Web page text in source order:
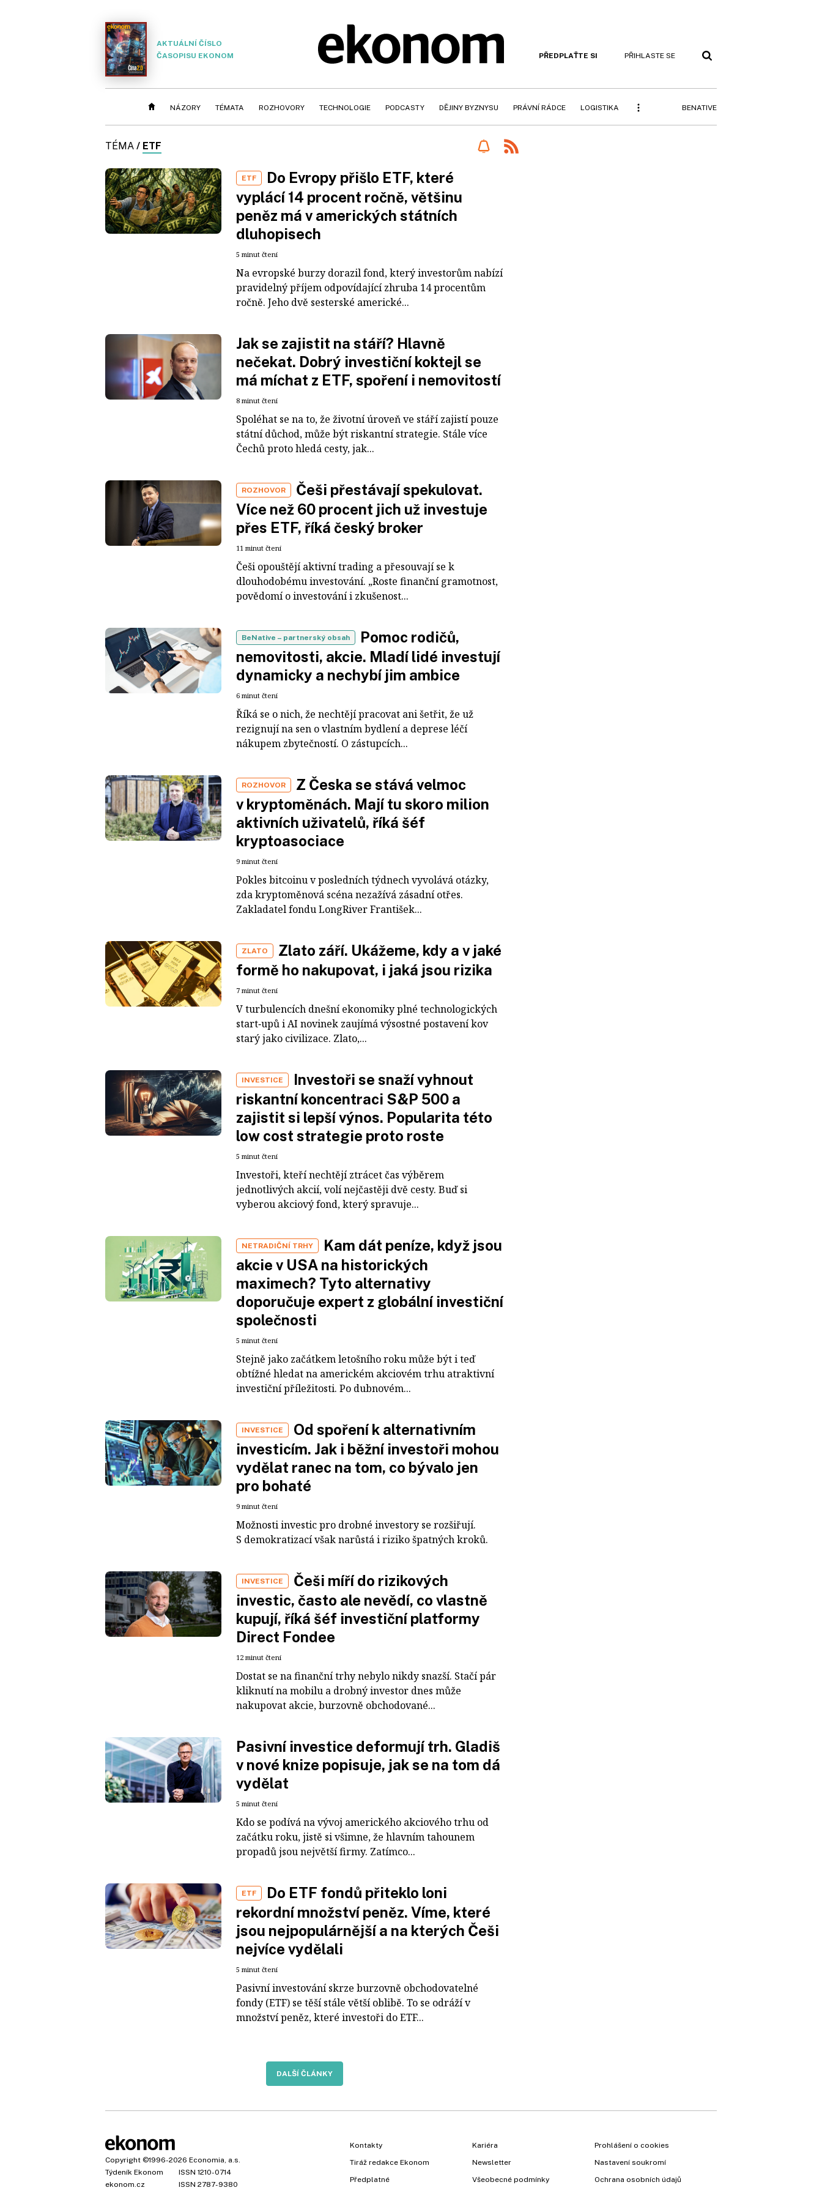
AKTUÁLNÍ ČÍSLO
ČASOPISU EKONOM
PŘEDPLAŤTE SI PŘIHLASTE SE
NÁZORY TÉMATA ROZHOVORY TECHNOLOGIE PODCASTY DĚJINY BYZNYSU PRÁVNÍ RÁDCE LOGISTIKA BENATIVE
TÉMA / ETF
ETF
Do Evropy přišlo ETF, které
vyplácí 14 procent ročně, většinu
peněz má v amerických státních
dluhopisech
5 minut čtení
Na evropské burzy dorazil fond, který investorům nabízí
pravidelný příjem odpovídající zhruba 14 procentům
ročně. Jeho dvě sesterské americké...
Jak se zajistit na stáří? Hlavně
nečekat. Dobrý investiční koktejl se
má míchat z ETF, spoření i nemovitostí
8 minut čtení
Spoléhat se na to, že životní úroveň ve stáří zajistí pouze
státní důchod, může být riskantní strategie. Stále více
Čechů proto hledá cesty, jak...
ROZHOVOR
Češi přestávají spekulovat.
Více než 60 procent jich už investuje
přes ETF, říká český broker
11 minut čtení
Češi opouštějí aktivní trading a přesouvají se k
dlouhodobému investování. „Roste finanční gramotnost,
povědomí o investování i zkušenost...
BeNative – partnerský obsah
Pomoc rodičů,
nemovitosti, akcie. Mladí lidé investují
dynamicky a nechybí jim ambice
6 minut čtení
Říká se o nich, že nechtějí pracovat ani šetřit, že už
rezignují na sen o vlastním bydlení a deprese léčí
nákupem zbytečností. O zástupcích...
ROZHOVOR
Z Česka se stává velmoc
v kryptoměnách. Mají tu skoro milion
aktivních uživatelů, říká šéf
kryptoasociace
9 minut čtení
Pokles bitcoinu v posledních týdnech vyvolává otázky,
zda kryptoměnová scéna nezažívá zásadní otřes.
Zakladatel fondu LongRiver František...
ZLATO
Zlato září. Ukážeme, kdy a v jaké
formě ho nakupovat, i jaká jsou rizika
7 minut čtení
V turbulencích dnešní ekonomiky plné technologických
start‑upů i AI novinek zaujímá výsostné postavení kov
starý jako civilizace. Zlato,...
INVESTICE
Investoři se snaží vyhnout
riskantní koncentraci S&P 500 a
zajistit si lepší výnos. Popularita této
low cost strategie proto roste
5 minut čtení
Investoři, kteří nechtějí ztrácet čas výběrem
jednotlivých akcií, volí nejčastěji dvě cesty. Buď si
vyberou akciový fond, který spravuje...
NETRADIČNÍ TRHY
Kam dát peníze, když jsou
akcie v USA na historických
maximech? Tyto alternativy
doporučuje expert z globální investiční
společnosti
5 minut čtení
Stejně jako začátkem letošního roku může být i teď
obtížné hledat na americkém akciovém trhu atraktivní
investiční příležitosti. Po dubnovém...
INVESTICE
Od spoření k alternativním
investicím. Jak i běžní investoři mohou
vydělat ranec na tom, co bývalo jen
pro bohaté
9 minut čtení
Možnosti investic pro drobné investory se rozšiřují.
S demokratizací však narůstá i riziko špatných kroků.
INVESTICE
Češi míří do rizikových
investic, často ale nevědí, co vlastně
kupují, říká šéf investiční platformy
Direct Fondee
12 minut čtení
Dostat se na finanční trhy nebylo nikdy snazší. Stačí pár
kliknutí na mobilu a drobný investor dnes může
nakupovat akcie, burzovně obchodované...
Pasivní investice deformují trh. Gladiš
v nové knize popisuje, jak se na tom dá
vydělat
5 minut čtení
Kdo se podívá na vývoj amerického akciového trhu od
začátku roku, jistě si všimne, že hlavním tahounem
propadů jsou největší firmy. Zatímco...
ETF
Do ETF fondů přiteklo loni
rekordní množství peněz. Víme, které
jsou nejpopulárnější a na kterých Češi
nejvíce vydělali
5 minut čtení
Pasivní investování skrze burzovně obchodovatelné
fondy (ETF) se těší stále větší oblibě. To se odráží v
množství peněz, které investoři do ETF...
DALŠÍ ČLÁNKY
Copyright ©1996-2026 Economia, a.s.
Týdeník Ekonom
ISSN 1210-0714
ekonom.cz
ISSN 2787-9380
Kontakty
Tiráž redakce Ekonom
Předplatné
Kariéra
Newsletter
Všeobecné podmínky
Prohlášení o cookies
Nastavení soukromí
Ochrana osobních údajů